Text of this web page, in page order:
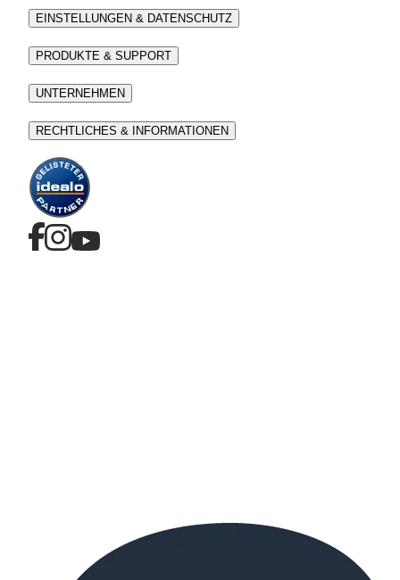
EINSTELLUNGEN & DATENSCHUTZ
PRODUKTE & SUPPORT
UNTERNEHMEN
RECHTLICHES & INFORMATIONEN